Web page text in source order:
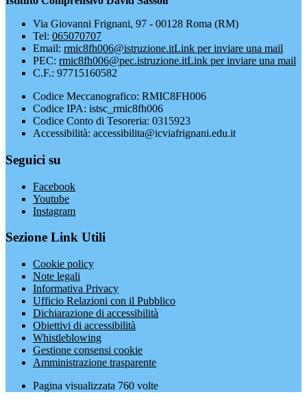
Via Giovanni Frignani, 97 - 00128 Roma (RM)
Tel: 065070707
Email: rmic8fh006@istruzione.itLink per inviare una mail
PEC: rmic8fh006@pec.istruzione.itLink per inviare una mail
C.F.: 97715160582
Codice Meccanografico: RMIC8FH006
Codice IPA: istsc_rmic8fh006
Codice Conto di Tesoreria: 0315923
Accessibilità: accessibilita@icviafrignani.edu.it
Seguici su
Facebook
Youtube
Instagram
Sezione Link Utili
Cookie policy
Note legali
Informativa Privacy
Ufficio Relazioni con il Pubblico
Dichiarazione di accessibilità
Obiettivi di accessibilità
Whistleblowing
Gestione consensi cookie
Amministrazione trasparente
Pagina visualizzata 760 volte